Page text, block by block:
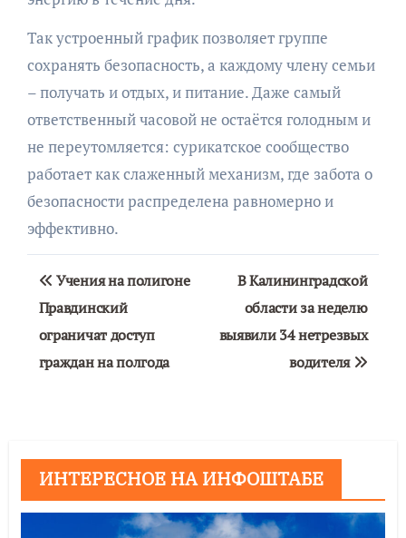
Так устроенный график позволяет группе
сохранять безопасность, а каждому члену семьи
– получать и отдых, и питание. Даже самый
ответственный часовой не остаётся голодным и
не переутомляется: сурикатское сообщество
работает как слаженный механизм, где забота о
безопасности распределена равномерно и
эффективно.
Навигация
по
записям
Учения на полигоне
Правдинский
ограничат доступ
граждан на полгода
В Калининградской
области за неделю
выявили 34 нетрезвых
водителя
ИНТЕРЕСНОЕ НА ИНФОШТАБЕ